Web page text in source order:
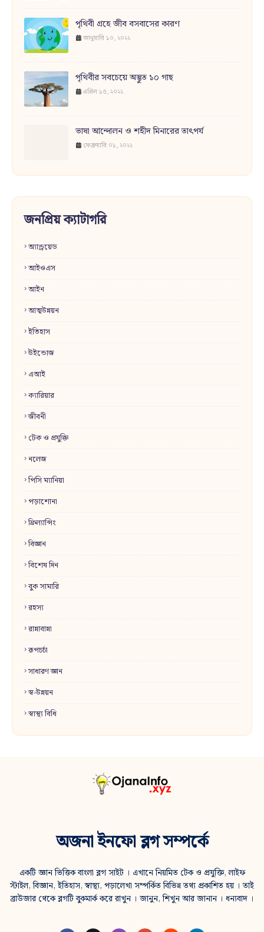
পৃথিবী গ্রহে জীব বসবাসের কারণ
জানুয়ারি ১০, ২০২২
পৃথিবীর সবচেয়ে অদ্ভুত ১০ গাছ
এপ্রিল ১৫, ২০২২
ভাষা আন্দোলন ও শহীদ মিনারের তাৎপর্য
ফেব্রুয়ারি ০১, ২০২২
জনপ্রিয় ক্যাটাগরি
অ্যান্ড্রয়েড
আইওএস
আইন
আত্মউন্নয়ন
ইতিহাস
উইন্ডোজ
এআই
ক্যারিয়ার
জীবনী
টেক ও প্রযুক্তি
নলেজ
পিসি ম্যানিয়া
পড়াশোনা
ফ্রিল্যান্সিং
বিজ্ঞান
বিশেষ দিন
বুক সামারি
রহস্য
রান্নাবান্না
রূপচর্চা
সাধারণ জ্ঞান
স্ব-উন্নয়ন
স্বাস্থ্য বিধি
অজনা ইনফো ব্লগ সম্পর্কে
একটি জ্ঞান ভিত্তিক বাংলা ব্লগ সাইট । এখানে নিয়মিত টেক ও প্রযুক্তি, লাইফ
স্টাইল, বিজ্ঞান, ইতিহাস, স্বাস্থ্য, পড়ালেখা সম্পর্কিত বিভিন্ন তথ্য প্রকাশিত হয় । তাই
ব্রাউজার থেকে ব্লগটি বুকমার্ক করে রাখুন । জানুন, শিখুন আর জানান । ধন্যবাদ ।